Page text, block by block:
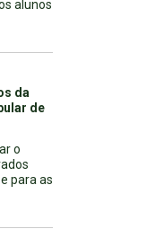
alunos
da
de
o
para as